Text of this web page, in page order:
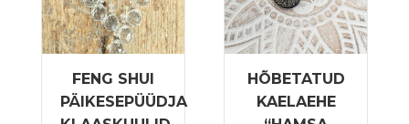
FENG SHUI
PÄIKESEPÜÜDJA
HÕBETATUD
KAELAEHE